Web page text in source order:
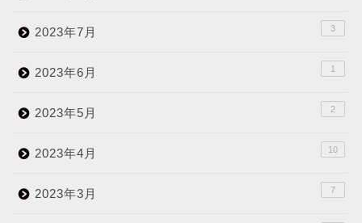
2023年7月 3
2023年6月 1
2023年5月 2
2023年4月 10
2023年3月 7